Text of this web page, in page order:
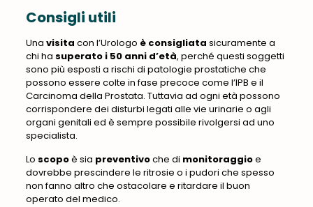
Consigli utili
Una visita con l’Urologo è consigliata sicuramente a
chi ha superato i 50 anni d’età, perché questi soggetti
sono più esposti a rischi di patologie prostatiche che
possono essere colte in fase precoce come l’IPB e il
Carcinoma della Prostata. Tuttavia ad ogni età possono
corrispondere dei disturbi legati alle vie urinarie o agli
organi genitali ed è sempre possibile rivolgersi ad uno
specialista.
Lo scopoè sia preventivoche di monitoraggioe
dovrebbe prescindere le ritrosie o i pudori che spesso
non fanno altro che ostacolare e ritardare il buon
operato del medico.